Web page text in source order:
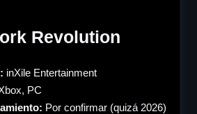
Revolution
inXile Entertainment
PC
Por confirmar (quizá 2026)